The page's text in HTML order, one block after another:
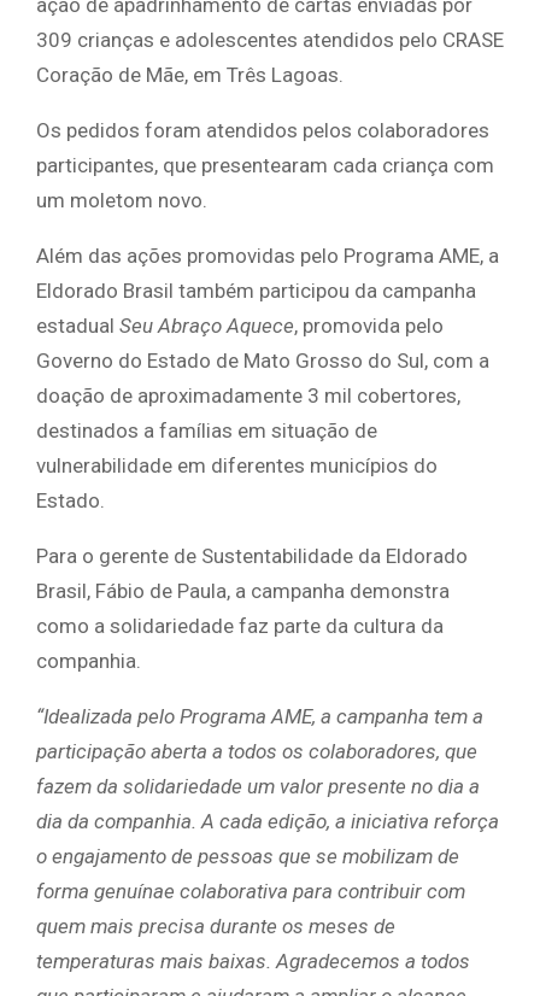
ação de apadrinhamento de cartas enviadas por
309 crianças e adolescentes atendidos pelo CRASE
Coração de Mãe, em Três Lagoas.
Os pedidos foram atendidos pelos colaboradores
participantes, que presentearam cada criança com
um moletom novo.
Além das ações promovidas pelo Programa AME, a
Eldorado Brasil também participou da campanha
estadual Seu Abraço Aquece, promovida pelo
Governo do Estado de Mato Grosso do Sul, com a
doação de aproximadamente 3 mil cobertores,
destinados a famílias em situação de
vulnerabilidade em diferentes municípios do
Estado.
Para o gerente de Sustentabilidade da Eldorado
Brasil, Fábio de Paula, a campanha demonstra
como a solidariedade faz parte da cultura da
companhia.
“Idealizada pelo Programa AME, a campanha tem a
participação aberta a todos os colaboradores, que
fazem da solidariedade um valor presente no dia a
dia da companhia. A cada edição, a iniciativa reforça
o engajamento de pessoas que se mobilizam de
forma genuínae colaborativa para contribuir com
quem mais precisa durante os meses de
temperaturas mais baixas. Agradecemos a todos